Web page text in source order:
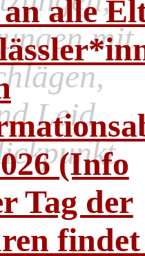
alle
(Info
Tag der
mit
Leid